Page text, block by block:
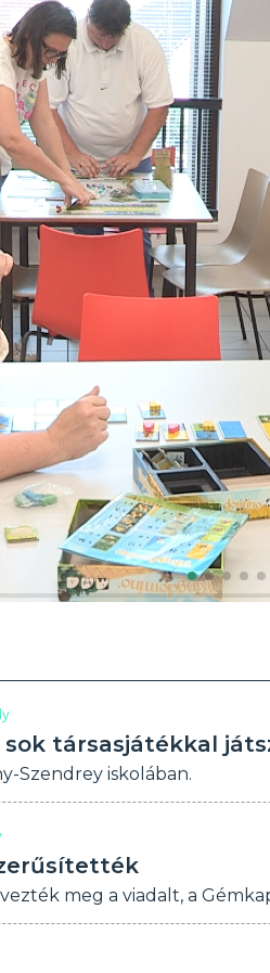
sok társasjátékkal
Szendrey iskolában.
meg a viadalt, a